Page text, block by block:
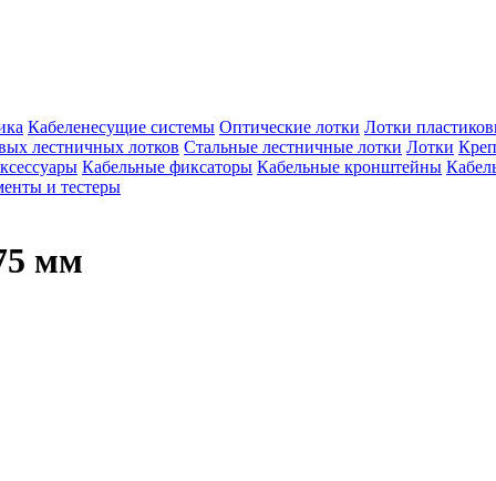
Кабеленесущие системы Оптические лотки Лотки
лестничных лотков Стальные лестничные лотки Лотки
Кабельные фиксаторы Кабельные кронштейны
и тестеры
мм